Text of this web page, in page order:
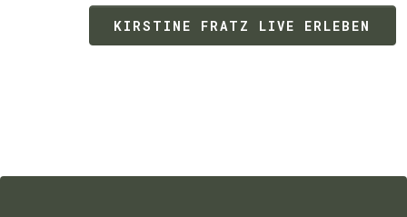
KIRSTINE FRATZ LIVE ERLEBEN